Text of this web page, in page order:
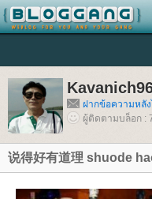
ฝากข้อความหลั
ผู้ติดตามบล็อก :
说得好有道理 shuode